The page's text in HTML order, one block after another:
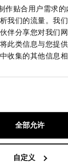
作贴合用户需求
我们的流量。我
伴分享您对我们
此类信息与您提
收集的其他信息相
全部允许
自定义
的车把立管。
成，黑色阳极氧化
服务，我们会不断
是指较早的版本。
登录。
发送